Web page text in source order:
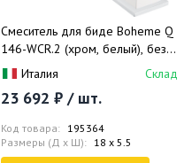
Смеситель для биде Boheme Q
146-WCR.2 (хром, белый), без
донного клапана
Италия Склад
23 692 ₽ / шт.
Код товара: 195364
Размеры (Д x Ш): 18 x 5.5